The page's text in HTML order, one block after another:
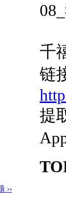
千
链
提
››